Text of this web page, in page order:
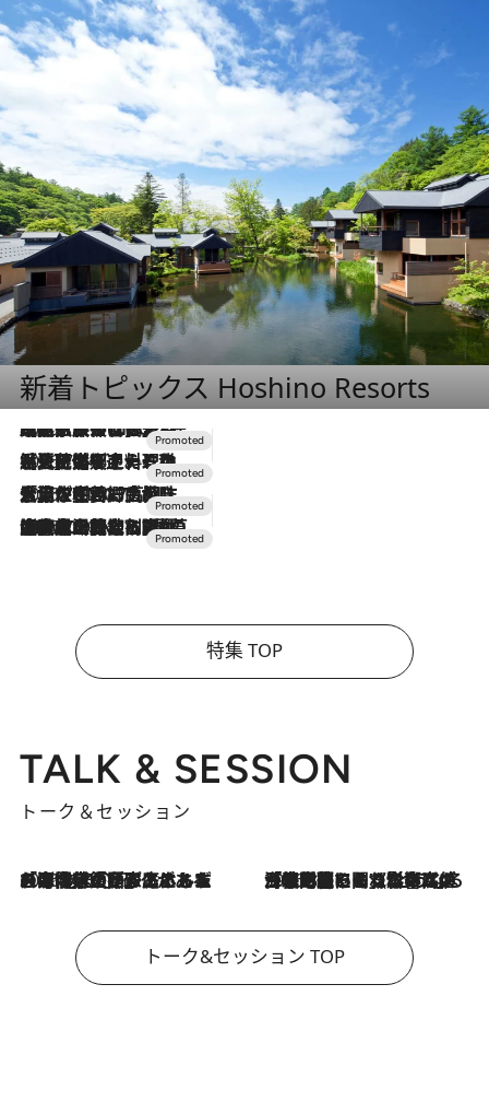
新着トピックス Hoshino Resorts
2026.7.31
【ホテル帰省】という選択肢をOMOが提案。家族とほどよい距離を保つには「昼は実家、夜は気兼ねなくホテルで！」
2026.7.24
【夏限定ディナーコース】旬を迎える稚鮎や花ズッキーニなどをイタリア・トスカーナの郷土料理の手法で満喫！
2026.7.17
「土佐和ハーブかき氷」がOMO7高知に登場！生姜、山椒、大葉など目にも舌にも涼を呼ぶ郷土の味
2026.7.10
NEW OPEN！【界 草津】名湯の地に誕生。趣の異なる2種の温泉と上州ならではの会席・蕎麦割烹など美食を味わう究極の癒やし旅
特集 TOP
TALK & SESSION
トーク＆セッション
2026.8.3
「今後値上げがあるとすれば…」「リスクがあるのは今年の冬」エネルギー専門家が語る、ホルムズ海峡封鎖が家庭にもたらす“ある心配” 2026.8.3
「住宅建てられない…」「サーチャージ料の高値が続いている」ホルムズ海峡封鎖による影響はいつまで続く？《エネルギー専門家に聞く“どうなる日本の暮らし”》
トーク&セッション TOP